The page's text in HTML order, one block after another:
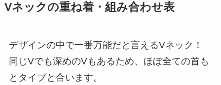
Vネックの重ね着・組み合わせ表
デザインの中で一番万能だと言えるVネック！
同じVでも深めのVもあるため、ほぼ全ての首も
とタイプと合います。